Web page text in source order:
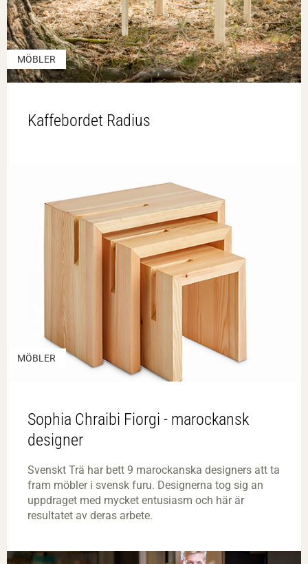
MÖBLER
Kaffebordet Radius
MÖBLER
Sophia Chraibi Fiorgi - marockansk
designer
Svenskt Trä har bett 9 marockanska designers att ta
fram möbler i svensk furu. Designerna tog sig an
uppdraget med mycket entusiasm och här är
resultatet av deras arbete.